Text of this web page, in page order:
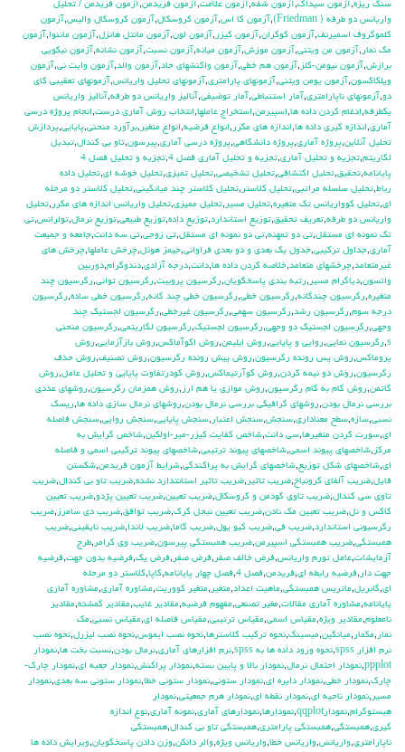
سنگ ريزه,آزمون سيداك,آزمون شفه,آزمون علامت,آزمون فريدمن,آزمون فريدمن / تحليل
واريانس دو طرفه ( Friedman)
,آزمون كا اس,آزمون كروسكال,آزمون كروسكال واليس,آزمون
كلموگروف اسميرنف,آزمون كوكران,آزمون كيزر ,آزمون لون,آزمون مانتل هانزل,آزمون ماننوا,آزمون
مك نمار ,آزمون من ويتني,آزمون موزش,آزمون ميانه,آزمون نسبت,آزمون نشانه,آزمون نيكويي
برازش,آزمون نيومن-كلز ,آزمون هم خطي,آزمون واكنشهاي حاد,آزمون والد,آزمون وايت ني,آزمون
ويلكاكسون,آزمون يومن ويتني,آزمونهاي پارامتري,آزمونهاي تحليل واريانس,آزمونهاي تعقيبي كاي
دو,آزمونهاي ناپارامتري,آمار استنباطي,آمار توضيفي,آناليز واريانس دو طرفه,آناليز واريانس
يکطرفه,ادغام كردن داده ها,اسپيرمن,استخراج عاملها,انتخاب روش آماري درست,انجام پروژه درسي
آماري,اندازه گيري داده ها,اندازه هاي مكرر ,انواع فرضيه,انواع متغير ,برآورد منحني,پايايي,پردازش
تحليل آنلاين,پروژه آماري,پروژه دانشگاهي,پروژه درسي آماري,پيرسون,تاو بي کندال,تبديل
لگاريتم,تجزيه و تحليل آماري,تجزيه و تحليل آماري فصل 4 ,
تجزيه و تحليل فصل 4
پايانامه,تحقيق,تحليل اكتشافي,تحليل تشخيصي,تحليل تميزي,تحليل خوشه اي,تحليل داده
رباط,تحليل سلسله مراتبي,تحليل كلاستر ,تحليل كلاستر چند ميانگيني,تحليل كلاستر دو مرحله
اي,تحليل كوواريانس تك متغيره,تحليل مسير ,تحليل مميزي,تحليل واريانس اندازه هاي مكرر ,تحليل
واريانس دو طرفه,تعريف تحقيق,توزيع استاندارد,توزيع داده,توزيع طبيعي,توزيع نرمال,تولرانس,تي
تک نمونه اي مستقل,تي دو تمهنه,تي دو نمونه اي مستقل,تي زوجي,تي سه دانت,جامعه و جميعت
آماري,جداول تركيبي,جدول يك بعدي و دو بعدي فراواني,جيمز هوئل,چرخش عاملها,چرخش هاي
غيرمتعامد,چرخشهاي متعامد,خلاصه كردن داده ها,دانت,درجه آزادي,دندوگرام,دوربين
واتسون,دياگرام مسير ,رتبه بندي پاسخگويان,رگرسيون پروبيت,رگرسيون تواني,رگرسيون چند
متغيره,رگرسيون چندگانه,رگرسيون خطي,رگرسيون خطي چند گانه,رگرسيون خطي ساده,رگرسيون
درجه سوم,رگرسيون رشد,رگرسيون سهمي,رگرسيون غيرخطي,رگرسيون لجستيك چند
وجهي,رگرسيون لجستيك دو وجهي,رگرسيون لجستيک,رگرسيون لگاريتمي,رگرسيون منحني
s
,رگرسيون نمايي,روايي و پايايي,روش ابليمن,روش اكوآماكس,روش بازآزمايي,روش
پروماكس,روش پس رونده رگرسيون,روش پيش رونده رگرسيون,روش تصنيف,روش حذف
رگرسيون,روش دو نيمه كردن,روش كوآرتيماكس,روش كودرتفاوت پايايي و تحليل عامل,روش
گاتمن,روش گام به گام رگرسيون,روش موازي يا هم ارز ,روش همزمان رگرسيون,روشهاي عددي
بررسي نرمال بودن,روشهاي گرافيكي بررسي نرمال بودن,روشهاي نرمال سازي داده ها,ريسك
نسبي,سازه,سطح معناداري,سنجش,سنجش اعتبار ,سنجش پايايي,سنجش روايي,سنجش فاصله
اي,سورت كردن متغيرها,سي دانت,شاخص كفايت كيزر-مير-اولكين,شاخص گرايش به
مركز ,شاخصهاي پيوند اسمي,شاخصهاي پيوند ترتيبي,شاخصهاي پيوند تركيبي اسمي و فاصله
اي,شاخصهاي شكل توزيع,شاخصهاي گرايش به پراكندگي,شرايط آزمون فريدمن,شكستن
فايل,ضريب آلفاي کرونباخ,ضريب تاثير ,ضريب تاثير استانتدارد نشده,ضريب تاو بي كندال,ضريب
تاوي سي كندال,ضريب تاوي گودمن و كروسكال,ضريب تعيين,ضريب تعيين پژدو,ضريب تعيين
كاكس و نل,ضريب تعيين مك نادن,ضريب تعيين نيجل كرك,ضريب توافق,ضريب دي سامرز ,ضريب
رگرسيوني استاندارد,ضريب في,ضريب كيو يول,ضريب گاما,ضريب لاندا,ضريب نايقيني,ضريب
همبستگي,ضريب همبستگي اسپيرمن,ضريب همبستگي پيرسون,ضريب وي كرامر ,طرح
آزمايشات,عامل تورم واريانس,فرض خالف صفر ,فرض صفر ,فرض يك,فرضيه بدون جهت,فرضيه
جهت دار ,فرضيه رابطه اي,فريدمن,فصل 4 ,فصل چهار پايانامه,كاپا,كلاستر دو مرحله
اي,گابريل,ماتريس همبستگي,ماهيت اعداد,متغير ,متغير كووريت,مشاوره آماري,مشاوره آماري
پايانامه,مشاوره آماري مقالات,مغير تصنعي,مفهوم فرضيه,مقادير غايب,مقادير گمشده,مقادير
نامعلوم,مقادير ويژه,مقياس اسمي,مقياس ترتيبي,مقياس فاصله اي,مقياس نسبي,مك
نمار ,مكمار ,ميانگين,ميسينگ,نحوه تركيب كلاسترها,نحوه نصب ايموس,نحوه نصب ليزرل,نحوه نصب
نرم افزار spss
,نحوه ورود داده ها به spss ,نرم افزارهاي آماري,نرمال بودن,نسبت بخت ها,نمودار
ppplot
,نمودار احتمال نرمال,نمودار بالا و پايين بسته,نمودار پراكنش,نمودار جعبه اي,نمودار چارك-
چارك,نمودار خطي,نمودار دايره اي,نمودار ستوني,نمودار ستوني خطا,نمودار ستوني سه بعدي,نمودار
مسير ,نمودار ناحيه اي,نمودار نقطه اي,نمودار هرم جمعيتي,نمودار
هيستوگرام,نمودارqqplot ,نمودارها,نمودارهاي آماري,نمونه آماري,نوع اندازه
گيري,همبستگي,همبستگي پارامتري,همبستگي تاو بي کندال,همبستگي
ناپارامتري,واريانس,واريانس خطا,واريانس ويژه,والر دانكن,وزن دادن پاسخگويان,ويرايش داده ها